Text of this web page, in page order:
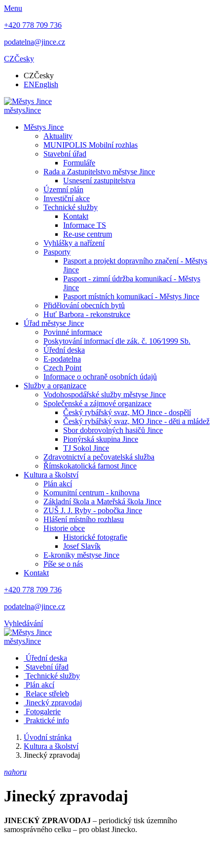
Menu
+420 778 709 736
podatelna@jince.cz
CZČesky
CZČesky
ENEnglish
městysJince
Městys Jince
Aktuality
MUNIPOLIS Mobilní rozhlas
Stavební úřad
Formuláře
Rada a Zastupitelstvo městyse Jince
Usnesení zastupitelstva
Územní plán
Investiční akce
Technické služby
Kontakt
Informace TS
Re-use centrum
Vyhlášky a nařízení
Pasporty
Pasport a projekt dopravního značení - Městys
Jince
Pasport - zimní údržba komunikací - Městys
Jince
Pasport místních komunikací - Městys Jince
Přidělování obecních bytů
Huť Barbora - rekonstrukce
Úřad městyse Jince
Povinné informace
Poskytování informací dle zák. č. 106⁄1999 Sb.
Úřední deska
E-podatelna
Czech Point
Informace o ochraně osobních údajů
Služby a organizace
Vodohospodářské služby městyse Jince
Společenské a zájmové organizace
Český rybářský svaz, MO Jince - dospělí
Český rybářský svaz, MO Jince - děti a mládež
Sbor dobrovolných hasičů Jince
Pionýrská skupina Jince
TJ Sokol Jince
Zdravotnictví a pečovatelská služba
Římskokatolická farnost Jince
Kultura a školství
Plán akcí
Komunitní centrum - knihovna
Základní škola a Mateřská škola Jince
ZUŠ J. J. Ryby - pobočka Jince
Hlášení místního rozhlasu
Historie obce
Historické fotografie
Josef Slavík
E-kroniky městyse Jince
Píše se o nás
Kontakt
+420 778 709 736
podatelna@jince.cz
Vyhledávání
městysJince
Úřední deska
Stavební úřad
Technické služby
Plán akcí
Relace střeleb
Jinecký zpravodaj
Fotogalerie
Praktické info
Úvodní stránka
Kultura a školství
Jinecký zpravodaj
nahoru
Jinecký zpravodaj
JINECKÝ ZPRAVODAJ – periodický tisk územního
samosprávného celku – pro oblast Jinecko.